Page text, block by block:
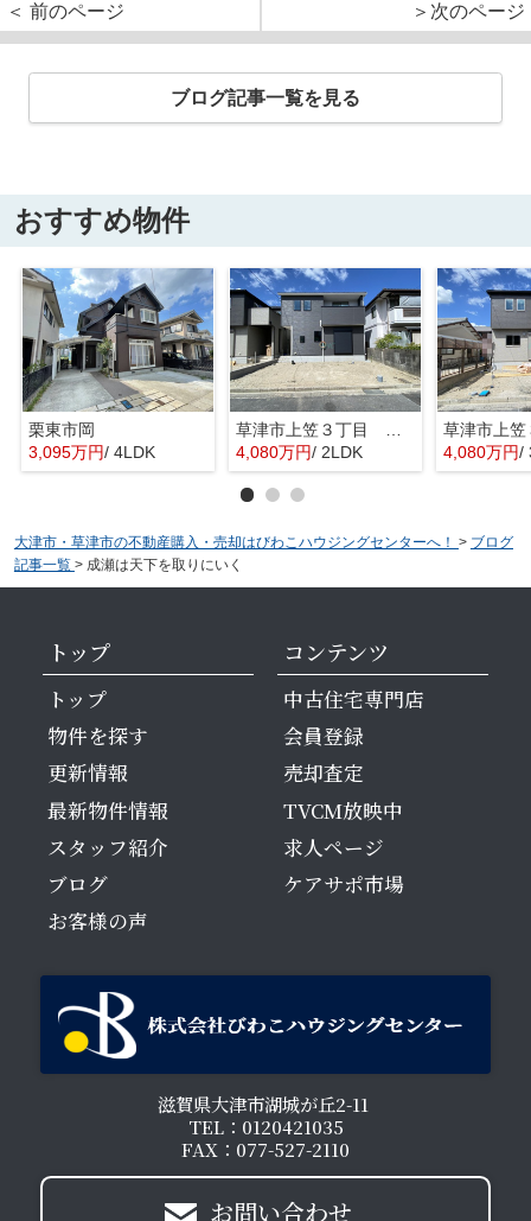
＜ 前のページ
＞次のページ
ブログ記事一覧を見る
おすすめ物件
栗東市岡
3,095万円/ 4LDK
4,080万円/ 2LDK 4,080万円/
大津市・草津市の不動産購入・売却はびわこハウジングセンターへ！ > ブログ
記事一覧 > 成瀬は天下を取りにいく
トップ
トップ
物件を探す
更新情報
最新物件情報
スタッフ紹介
ブログ
お客様の声
コンテンツ
中古住宅専門店
会員登録
売却査定
TVCM放映中
求人ページ
ケアサポ市場
滋賀県大津市湖城が丘2-11
TEL：0120421035
FAX：077-527-2110
お問い合わせ